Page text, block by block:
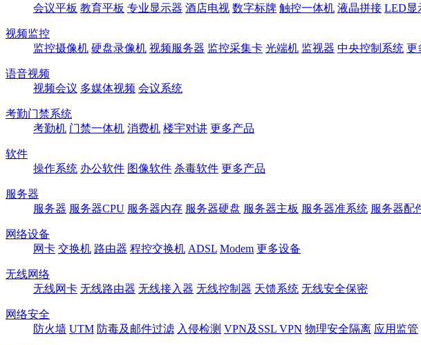
会议平板 教育平板 专业显示器 酒店电视 数字标牌 触控一体机 液晶拼接 LED显
视频监控
监控摄像机 硬盘录像机 视频服务器 监控采集卡 光端机 监视器 中央控制系统 更
语音视频
视频会议 多媒体视频 会议系统
考勤门禁系统
考勤机 门禁一体机 消费机 楼宇对讲 更多产品
软件
操作系统 办公软件 图像软件 杀毒软件 更多产品
服务器
服务器 服务器CPU 服务器内存 服务器硬盘 服务器主板 服务器准系统 服务器配
网络设备
网卡 交换机 路由器 程控交换机 ADSL Modem 更多设备
无线网络
无线网卡 无线路由器 无线接入器 无线控制器 天馈系统 无线安全保密
网络安全
防火墙 UTM 防毒及邮件过滤 入侵检测 VPN及SSL VPN 物理安全隔离 应用监管